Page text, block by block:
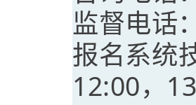
监督电话
报名系统
12:00，